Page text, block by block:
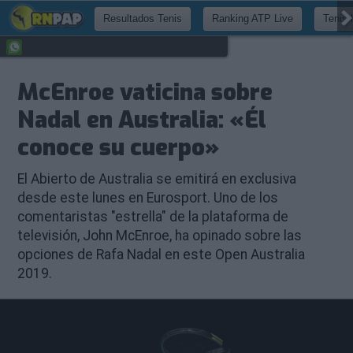
Resultados Tenis Ranking ATP Live Tenis
McEnroe vaticina sobre
Nadal en Australia: «Él
conoce su cuerpo»
El Abierto de Australia se emitirá en exclusiva
desde este lunes en Eurosport. Uno de los
comentaristas "estrella" de la plataforma de
televisión, John McEnroe, ha opinado sobre las
opciones de Rafa Nadal en este Open Australia
2019.